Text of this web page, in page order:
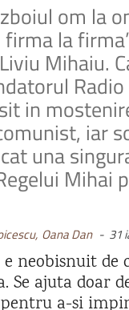
om la
la
Mihaiu.
Radio
in
iar
una
Mihai
Oana Dan - 31
neobisnuit de
Se ajuta doar